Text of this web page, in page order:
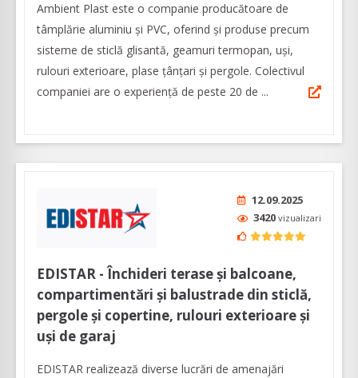
Ambient Plast este o companie producătoare de
tâmplărie aluminiu şi PVC, oferind şi produse precum
sisteme de sticlă glisantă, geamuri termopan, uşi,
rulouri exterioare, plase ţânţari şi pergole. Colectivul
companiei are o experienţă de peste 20 de ...
12.09.2025
3420 vizualizari
EDISTAR - Închideri terase și balcoane,
compartimentări și balustrade din sticlă,
pergole și copertine, rulouri exterioare și
uși de garaj
EDISTAR realizează diverse lucrări de amenajări